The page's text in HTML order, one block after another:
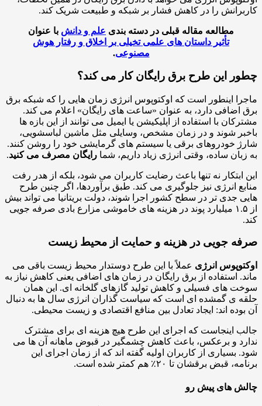
را در کاهش فشار بر شبکه و طبیعت شریک کند.
مطالعه مقاله قبلی در دسته بندیعلم و دانشبا عنوان
تأثیر داستان های علمی تخیلی بر اخلاق و رفتار هوش
مصنوعی.
این طرح برق رایگان کار می کند؟
اینطور است که اوکتوپوس انرژی زمان هایی را که شبکه برق
اضافی دارد، به عنوان «ساعت های رایگان» اعلام می کند.
با استفاده از اپلیکیشن یا ایمیل می توانند از این بازه ها
شوند و در زمان مشخص، وسایلی مثل ماشین لباسشویی،
خودروهای برقی یا سیستم های گرمایشی خود را روشن کنند.
ساده، وقتی انرژی زیاد داریم، شما رایگان مصرف می کنید.
نه تنها باعث رضایت کاربران می شود، بلکه از هدر رفت
انرژی نیز جلوگیری می کند. طبق برآوردها، اگر چنین طرح
جدی تر در سطح کشور اجرا شوند، دولت بریتانیا می تواند بیش
از ۱.۵ میلیارد پوند در هزینه های خاموشی مزارع بادی صرفه جویی
جویی در هزینه و حمایت از محیط زیست
انرژیعملاً با این طرح دوستدار محیط زیست باقی می
استفاده از برق رایگان در زمان های اضافی یعنی کاهش نیاز به
های فسیلی و کاهش تولید گازهای گلخانه ای. این همان
ی گمشده ای است که سیاست گذاران انرژی سال ها به دنبال
اند: ایجاد تعادل بین منافع اقتصادی و زیست محیطی.
اینجاست که اجرای این طرح هیچ هزینه ای برای مشترک
و برعکس، باعث کاهش چشمگیر در قبوض ماهانه آن ها می
بسیاری از کاربران اولیه گفته اند که از زمان اجرای این
قبض برقشان تا ۲۰٪ هم کمتر شده است.
های پیش رو